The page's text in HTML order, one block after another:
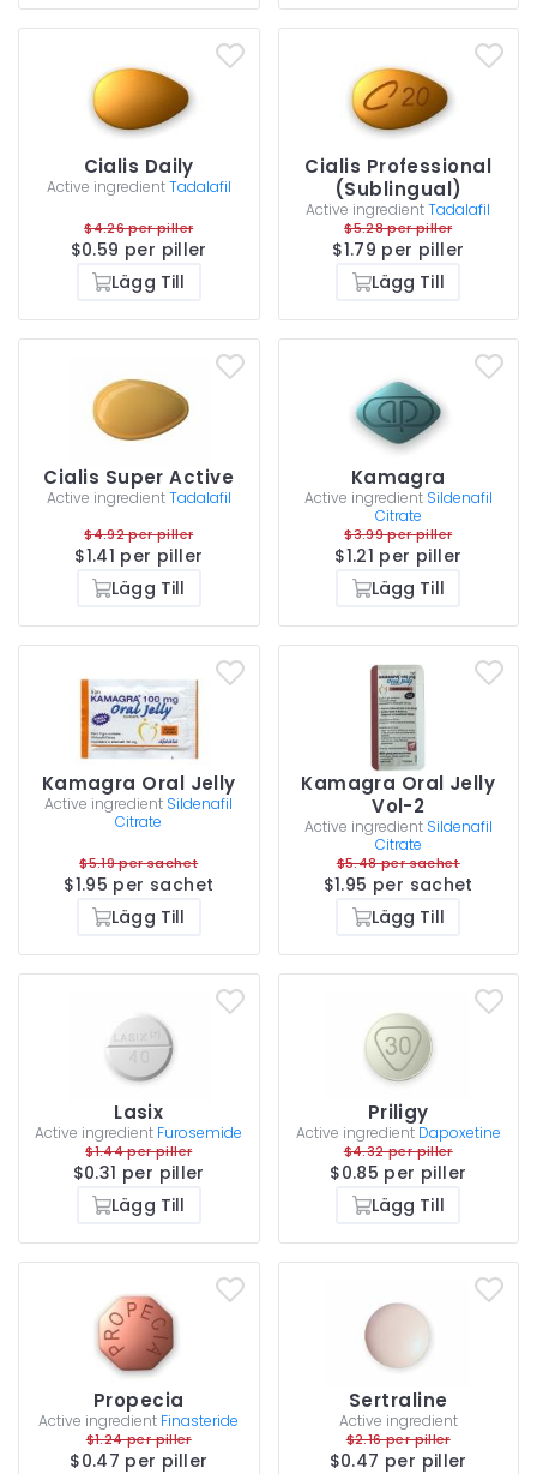
Cialis Daily
Active ingredientTadalafil
$4.26 per piller
$0.59 per piller
Lägg Till
Cialis Professional
(Sublingual)
Active ingredientTadalafil
$5.28 per piller
$1.79 per piller
Lägg Till
Cialis Super Active
Active ingredientTadalafil
$4.92 per piller
$1.41 per piller
Lägg Till
Kamagra
Active ingredient Sildenafil
Citrate
$3.99 per piller
$1.21 per piller
Lägg Till
Kamagra Oral Jelly
Active ingredient Sildenafil
Citrate
$5.19 per sachet
$1.95 per sachet
Lägg Till
Kamagra Oral Jelly
Vol-2
Active ingredient Sildenafil
Citrate
$5.48 per sachet
$1.95 per sachet
Lägg Till
Lasix
Active ingredient Furosemide
$1.44 per piller
$0.31 per piller
Lägg Till
Priligy
Active ingredient Dapoxetine
$4.32 per piller
$0.85 per piller
Lägg Till
Propecia
Active ingredient Finasteride
$1.24 per piller
$0.47 per piller
Sertraline
Active ingredient
$2.16 per piller
$0.47 per piller